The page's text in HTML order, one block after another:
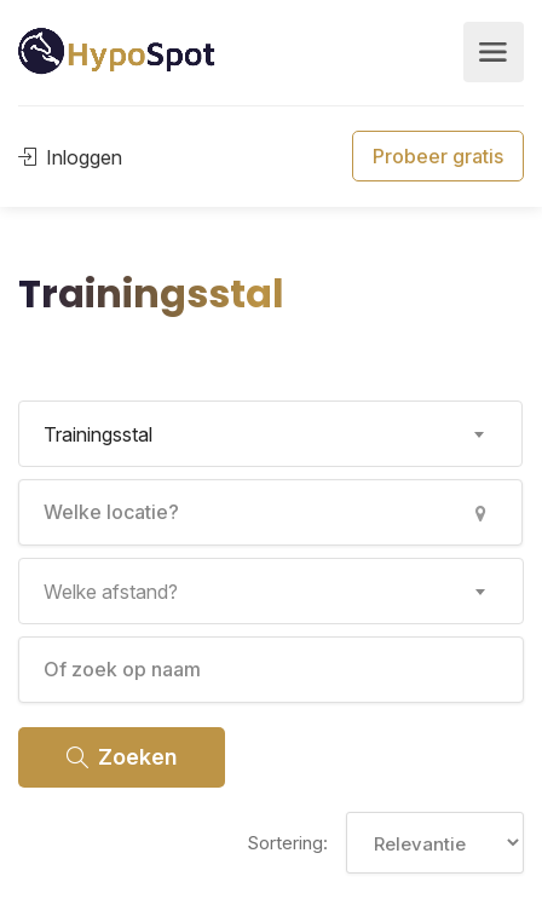
Inloggen Probeer gratis
Trainingsstal
Trainingsstal
Welke afstand?
Zoeken
Sortering: